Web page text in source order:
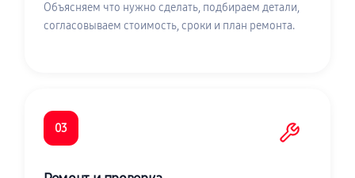
Объясняем что нужно сделать, подбираем детали,
согласовываем стоимость, сроки и план ремонта.
03